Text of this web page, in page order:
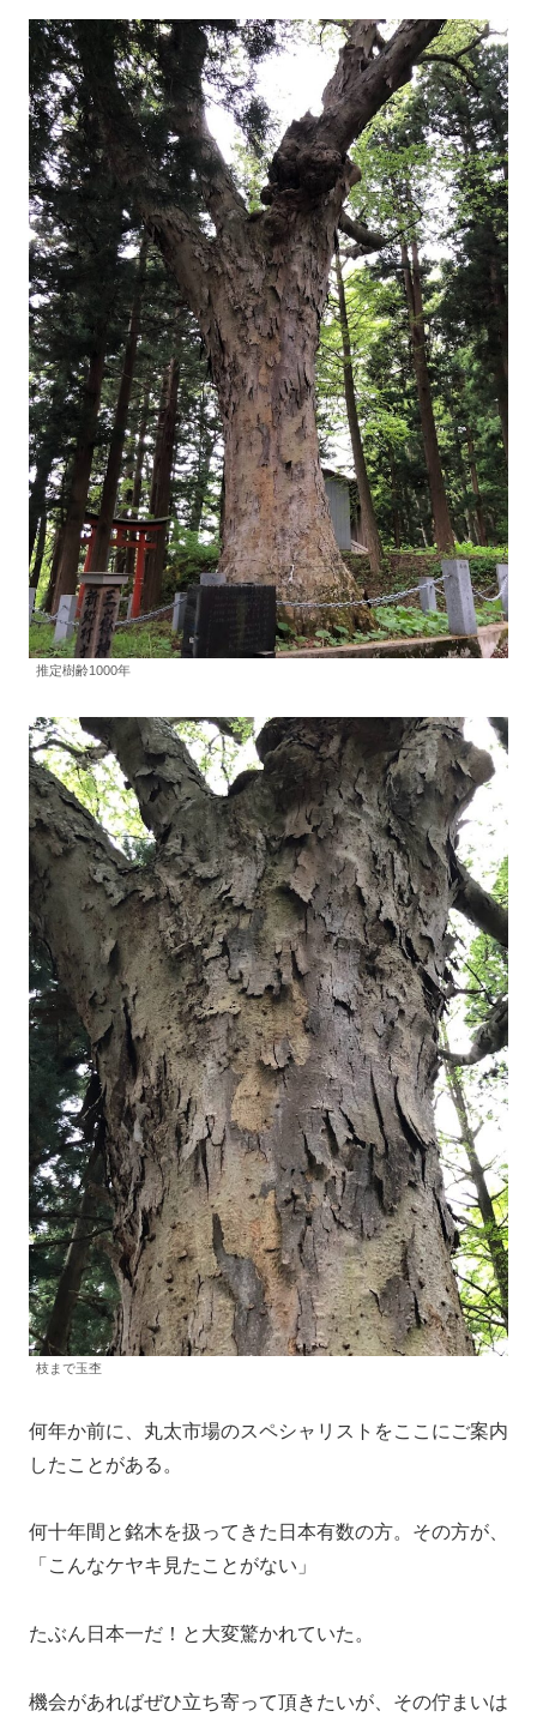
推定樹齢1000年
枝まで玉杢
何年か前に、丸太市場のスペシャリストをここにご案内
したことがある。
何十年間と銘木を扱ってきた日本有数の方。その方が、
「こんなケヤキ見たことがない」
たぶん日本一だ！と大変驚かれていた。
機会があればぜひ立ち寄って頂きたいが、その佇まいは